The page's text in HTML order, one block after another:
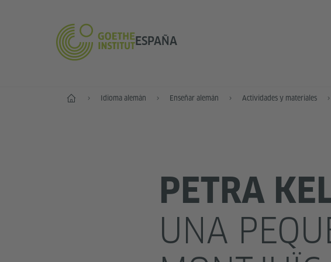
ESPAÑA
Inicio Idioma alemán Enseñar alemán Actividades y materiales
PETRA
UNA